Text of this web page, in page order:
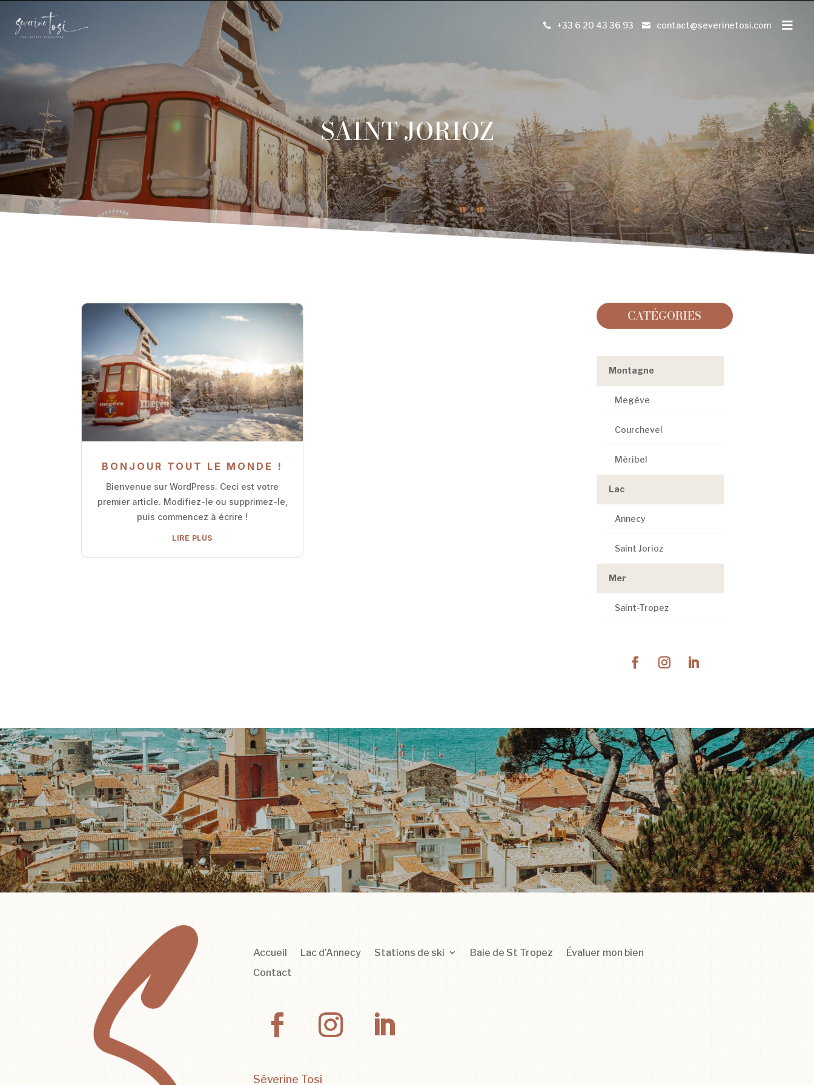
+33 6 20 43 36 93 contact@severinetosi.com
SAINT JORIOZ
BONJOUR TOUT LE MONDE !
Bienvenue sur WordPress. Ceci est votre
premier article. Modifiez-le ou supprimez-le,
puis commencez à écrire !
LIRE PLUS
CATÉGORIES
Montagne
Megève
Courchevel
Méribel
Lac
Annecy
Saint Jorioz
Mer
Saint-Tropez
Accueil Lac d’Annecy Stations de ski Baie de St Tropez
Évaluer mon bien
Contact
Séverine Tosi